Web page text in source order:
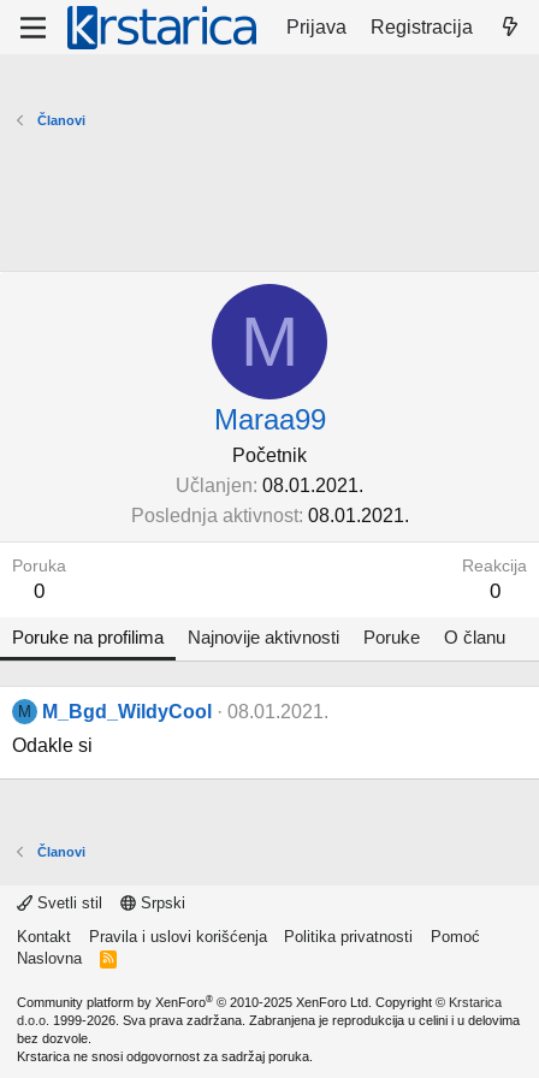
Prijava Registracija
Članovi
M
Maraa99
Početnik
Učlanjen 08.01.2021.
Poslednja aktivnost 08.01.2021.
Poruka
0
Reakcija
0
Poruke na profilima Najnovije aktivnosti Poruke O članu
M M_Bgd_WildyCool
08.01.2021.
Odakle si
Članovi
Svetli stil
Srpski
Kontakt
Pravila i uslovi korišćenja Politika privatnosti
Pomoć
Naslovna
R
Community platform by XenForo® © 2010-2025 XenForo Ltd. Copyright © Krstarica
d.o.o. 1999-2026. Sva prava zadržana. Zabranjena je reprodukcija u celini i u delovima
bez dozvole.
Krstarica ne snosi odgovornost za sadržaj poruka.